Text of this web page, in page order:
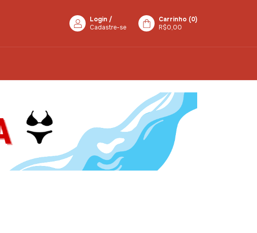
Login /
Cadastre-se
Carrinho (0)
R$0,00